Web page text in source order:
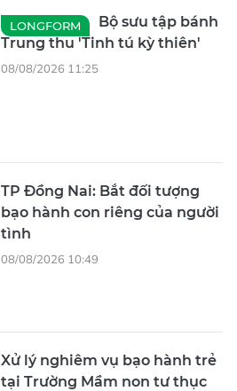
LONGFORM
Bộ sưu tập bánh
Trung thu 'Tinh tú kỳ thiên'
08/08/2026 11:25
TP Đồng Nai: Bắt đối tượng
bạo hành con riêng của người
tình
08/08/2026 10:49
Xử lý nghiêm vụ bạo hành trẻ
tại Trường Mầm non tư thục